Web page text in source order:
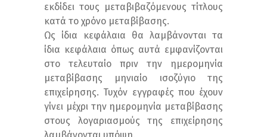
εκδίδει τους μεταβιβαζόμενους τίτλους
κατά το χρόνο μεταβίβασης.
Ως ίδια κεφάλαια θα λαμβάνονται τα
ίδια κεφάλαια όπως αυτά εμφανίζονται
στο τελευταίο πριν την ημερομηνία
μεταβίβασης μηνιαίο ισοζύγιο της
επιχείρησης. Τυχόν εγγραφές που έχουν
γίνει μέχρι την ημερομηνία μεταβίβασης
στους λογαριασμούς της επιχείρησης
λαμβάνονται υπόψη.